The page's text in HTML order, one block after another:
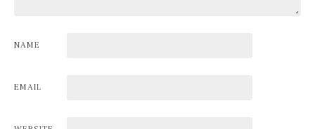
NAME
EMAIL